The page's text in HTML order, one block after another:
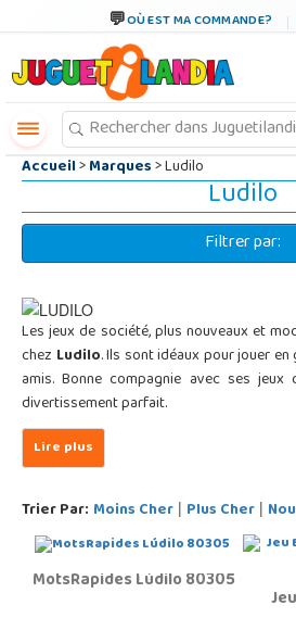
OÙ EST MA COMMANDE?
Accueil>Marques> Ludilo
Ludilo
Filtrer par:
Les jeux de société, plus nouveaux et
chez Ludilo. Ils sont idéaux pour jouer
amis. Bonne compagnie avec ses
divertissement parfait.
Trier Par: Moins Cher | Plus Cher |
MotsRapides Lúdilo 80305